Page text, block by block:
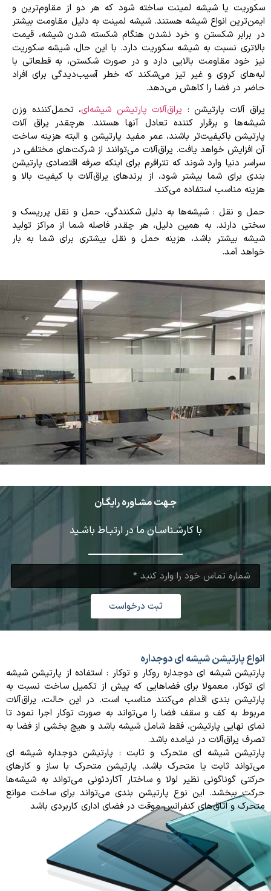
سکوریت یا شیشه لمینت ساخته شود که هر دو از مقاوم‌ترین و
ایمن‌ترین انواع شیشه هستند. شیشه لمینت به دلیل مقاومت بیشتر
در برابر شکستن و خرد نشدن هنگام شکسته شدن شیشه، قیمت
بالاتری نسبت به شیشه سکوریت دارد. با این حال، شیشه سکوریت
نیز خود مقاومت بالایی دارد و در صورت شکستن، به قطعاتی با
لبه‌های کروی و غیر تیز می‌شکند که خطر آسیب‌دیدگی برای افراد
حاضر در فضا را کاهش می‌دهد.
یراق آلات پارتیشن : یراق‌آلات پارتیشن شیشه‌ای، تحمل‌کننده وزن
شیشه‌ها و برقرار کننده تعادل آنها هستند. هرچقدر یراق آلات
پارتیشن باکیفیت‌تر باشند، عمر مفید پارتیشن و البته هزینه ساخت
آن افزایش خواهد یافت. یراق‌آلات می‌توانند از شرکت‌های مختلفی در
سراسر دنیا وارد شوند که تترافرم برای اینکه صرفه اقتصادی پارتیشن
بندی برای شما بیشتر شود، از برندهای یراق‌آلات با کیفیت بالا و
هزینه مناسب استفاده می‌کند.
حمل و نقل : شیشه‌ها به دلیل شکنندگی، حمل و نقل پرریسک و
سختی دارند. به همین دلیل، هر چقدر فاصله شما از مراکز تولید
شیشه بیشتر باشد، هزینه حمل و نقل بیشتری برای شما به بار
خواهد آمد.
جـهت مشـاوره رایگـان
با کارشـناسـان ما در ارتبـاط باشـید
ثبت درخواست
انواع پارتیشن شیشه ای دوجداره
پارتیشن شیشه ای دوجداره روکار و توکار : استفاده از پارتیشن شیشه
ای توکار، معمولا برای فضاهایی که پیش از تکمیل ساخت نسبت به
پارتیشن بندی اقدام می‌کنند مناسب است. در این حالت، یراق‌آلات
مربوط به کف و سقف فضا را می‌تواند به صورت توکار اجرا نمود تا
نمای نهایی پارتیشن، فقط شامل شیشه باشد و هیچ بخشی از فضا به
تصرف یراق‌آلات در نیامده باشد.
پارتیشن شیشه ای متحرک و ثابت : پارتیشن دوجداره شیشه ای
می‌تواند ثابت یا متحرک باشد. پارتیشن متحرک با ساز و کارهای
حرکتی گوناگونی نظیر لولا و ساختار آکاردئونی می‌تواند به شیشه‌ها
حرکت ببخشد. این نوع پارتیشن بندی می‌تواند برای ساخت موانع
متحرک و اتاق‌های کنفرانس موقت در فضای اداری کاربردی باشد